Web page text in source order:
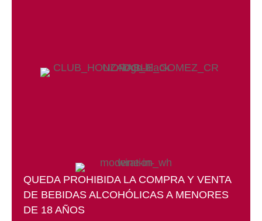
QUEDA PROHIBIDA LA COMPRA Y VENTA
DE BEBIDAS ALCOHÓLICAS A MENORES
DE 18 AÑOS